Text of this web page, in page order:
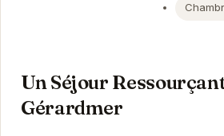
Un Séjour
Gérardmer